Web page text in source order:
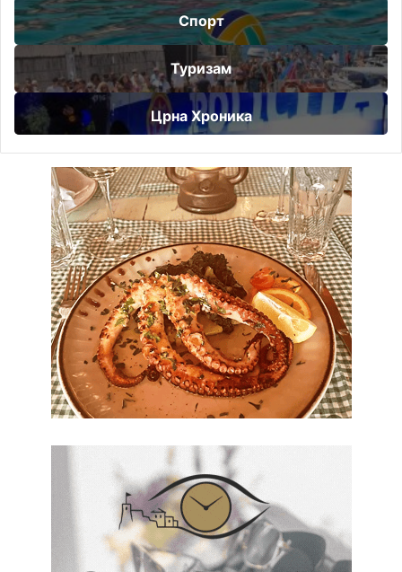
Спорт
Туризам
Црна Хроника